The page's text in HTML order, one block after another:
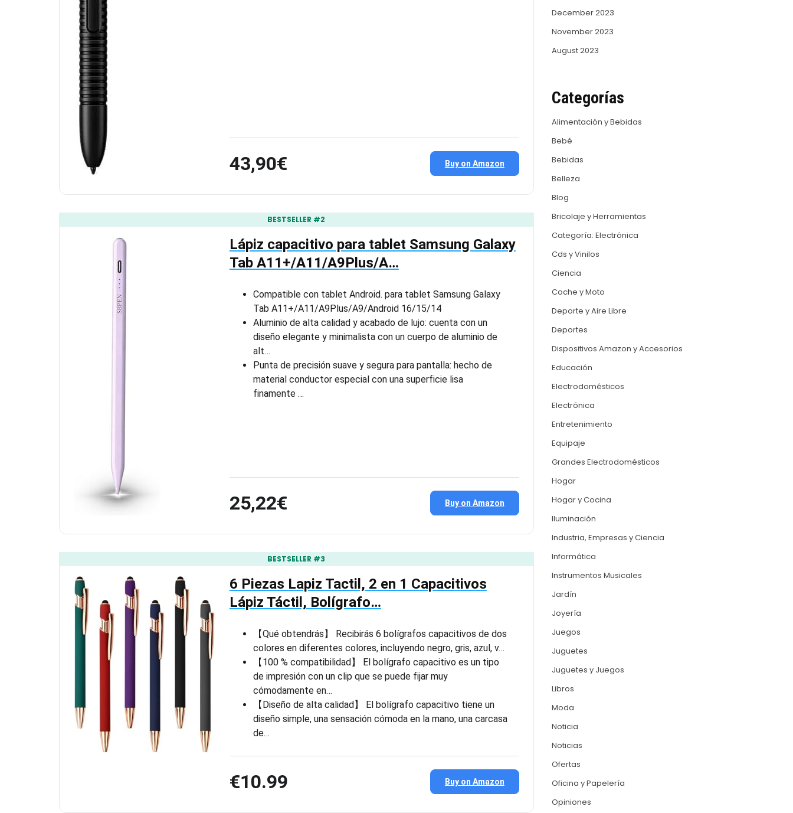
43,90€ Buy on Amazon
BESTSELLER #2
Lápiz capacitivo para tablet Samsung Galaxy
Tab A11+/A11/A9Plus/A…
Compatible con tablet Android. para tablet Samsung Galaxy
Tab A11+/A11/A9Plus/A9/Android 16/15/14
Aluminio de alta calidad y acabado de lujo: cuenta con un
diseño elegante y minimalista con un cuerpo de aluminio de
alt…
Punta de precisión suave y segura para pantalla: hecho de
material conductor especial con una superficie lisa
finamente …
25,22€ Buy on Amazon
BESTSELLER #3
6 Piezas Lapiz Tactil, 2 en 1 Capacitivos
Lápiz Táctil, Bolígrafo…
【Qué obtendrás】 Recibirás 6 bolígrafos capacitivos de dos
colores en diferentes colores, incluyendo negro, gris, azul, v…
【100 % compatibilidad】 El bolígrafo capacitivo es un tipo
de impresión con un clip que se puede fijar muy
cómodamente en…
【Diseño de alta calidad】 El bolígrafo capacitivo tiene un
diseño simple, una sensación cómoda en la mano, una carcasa
de…
€10.99 Buy on Amazon
December 2023
November 2023
August 2023
Categorías
Alimentación y Bebidas
Bebé
Bebidas
Belleza
Blog
Bricolaje y Herramientas
Categoría: Electrónica
Cds y Vinilos
Ciencia
Coche y Moto
Deporte y Aire Libre
Deportes
Dispositivos Amazon y Accesorios
Educación
Electrodomésticos
Electrónica
Entretenimiento
Equipaje
Grandes Electrodomésticos
Hogar
Hogar y Cocina
Iluminación
Industria, Empresas y Ciencia
Informática
Instrumentos Musicales
Jardín
Joyería
Juegos
Juguetes
Juguetes y Juegos
Libros
Moda
Noticia
Noticias
Ofertas
Oficina y Papelería
Opiniones